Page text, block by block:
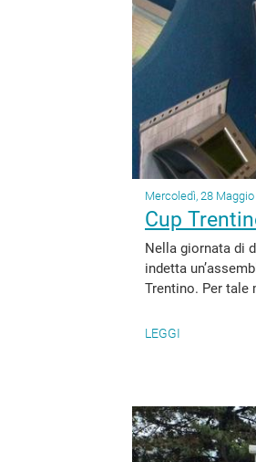
Mercoledì, 28
Cup
Nella giornata di
indetta
Trentino. Per tale
LEGGI